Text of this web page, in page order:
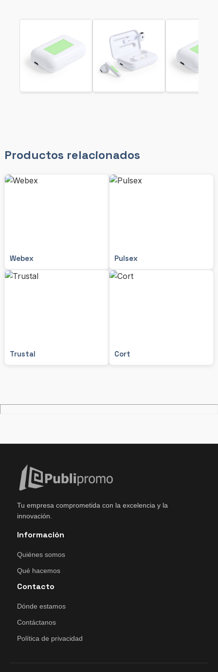
Productos relacionados
Webex Pulsex
Trustal Cort
Tu empresa comprometida con la excelencia y la
innovación.
Información
Quiénes somos
Qué hacemos
Contacto
Dónde estamos
Contáctanos
Política de privacidad